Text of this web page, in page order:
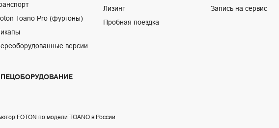
Toano Pro (фургоны)
версии
Лизинг
Пробная поездка
Запись на сервис
FOTON по модели TOANO в России